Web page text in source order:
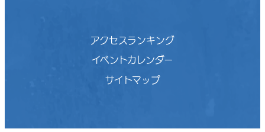
アクセスランキング
イベントカレンダー
サイトマップ